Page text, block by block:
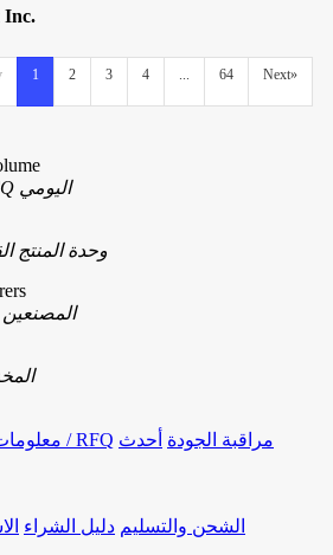
Inc.
1 2 3 4 ... 64 Next»
متوسط RFQ اليومي
وحدة المنتج
طلب / RFQ مراقبة الجودة أحدث
الشحن والتسليم دليل الشراء